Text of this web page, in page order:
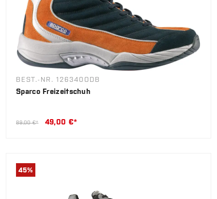
BEST.-NR. 126340ODB
Sparco Freizeitschuh
89,00 €* 49,00 €*
45%